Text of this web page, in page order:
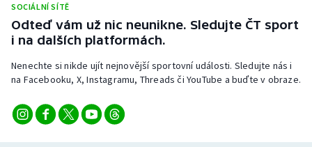
SOCIÁLNÍ SÍTĚ
Odteď vám už nic neunikne. Sledujte ČT sport
i na dalších platformách.
Nenechte si nikde ujít nejnovější sportovní události. Sledujte nás i
na Facebooku, X, Instagramu, Threads či YouTube a buďte v obraze.